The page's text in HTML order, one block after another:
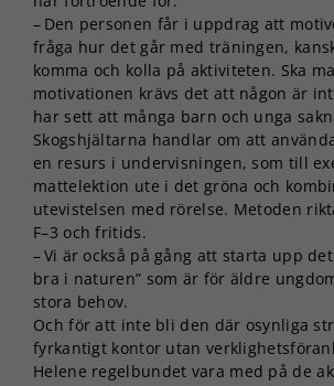
– Den personen får i uppdrag att
fråga hur det går med träningen,
komma och kolla på aktiviteten. Ska
motivationen krävs det att någon är
har sett att många barn och unga
Skogshjältarna handlar om att
en resurs i undervisningen, som till
mattelektion ute i det gröna och
utevistelsen med rörelse. Metoden
F–3 och fritids.
– Vi är också på gång att starta upp
bra i naturen” som är för äldre
stora behov.
Och för att inte bli den där osynliga
fyrkantigt kontor utan
Helene regelbundet vara med på de